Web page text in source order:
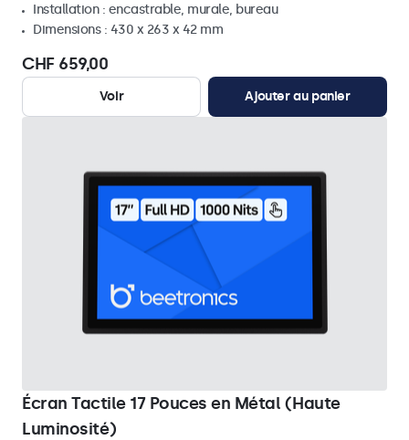
Installation : encastrable, murale, bureau
Dimensions : 430 x 263 x 42 mm
CHF 659,00
Voir Ajouter au panier
Écran Tactile 17 Pouces en Métal (Haute
Luminosité)